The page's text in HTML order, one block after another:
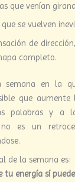
que venían
que se vuelven
de
completo.
semana en la
que
palabras y a
no es un
de la semana es:
tu energía sí